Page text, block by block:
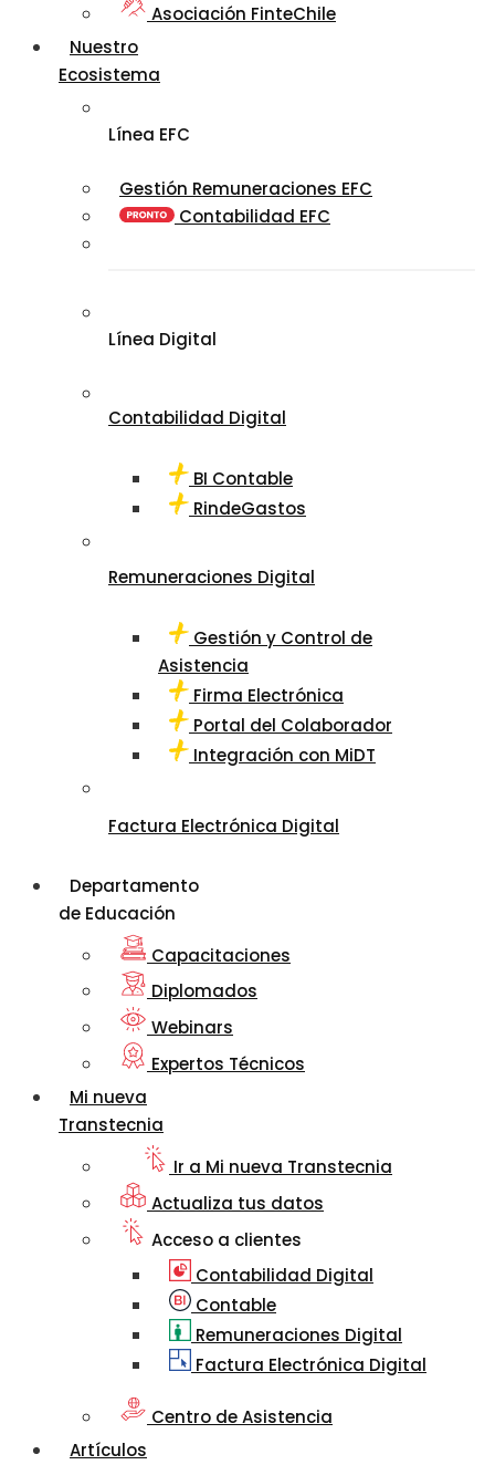
Asociación FinteChile
Nuestro
Ecosistema
Línea EFC
Gestión Remuneraciones EFC
Contabilidad EFC
Línea Digital
Contabilidad Digital
BI Contable
RindeGastos
Remuneraciones Digital
Gestión y Control de
Asistencia
Firma Electrónica
Portal del Colaborador
Integración con MiDT
Factura Electrónica Digital
Departamento
de Educación
Capacitaciones
Diplomados
Webinars
Expertos Técnicos
Mi nueva
Transtecnia
Ir a Mi nueva Transtecnia
Actualiza tus datos
Acceso a clientes
Contabilidad Digital
Contable
Remuneraciones Digital
Factura Electrónica Digital
Centro de Asistencia
Artículos